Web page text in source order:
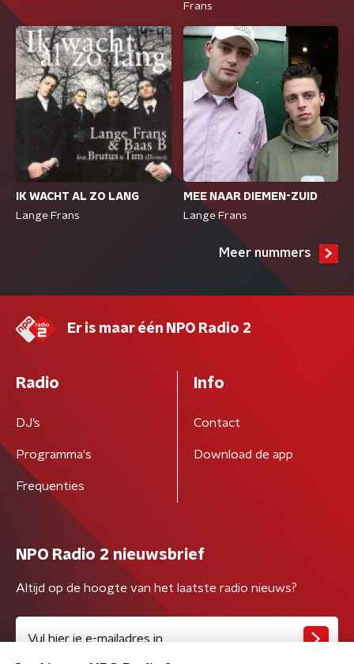
Frans
IK WACHT AL ZO LANG
Lange Frans
MEE NAAR DIEMEN-ZUID
Lange Frans
Meer nummers
Er is maar één NPO Radio 2
Radio
DJ’s
Programma's
Frequenties
Info
Contact
Download de app
NPO Radio 2 nieuwsbrief
Altijd op de hoogte van het laatste radio nieuws?